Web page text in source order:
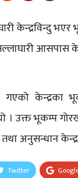
केन्द्रविन्दु
आसपास
केन्द्रका
। उक्त भूकम्प
तथा अनुसन्धान
Twitter